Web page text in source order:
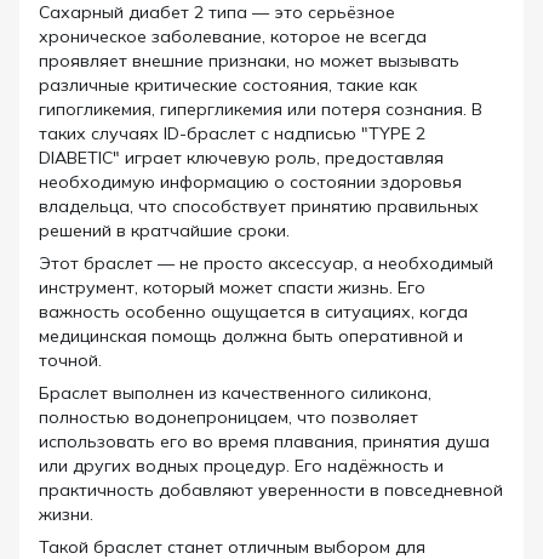
Сахарный диабет 2 типа — это серьёзное
хроническое заболевание, которое не всегда
проявляет внешние признаки, но может вызывать
различные критические состояния, такие как
гипогликемия, гипергликемия или потеря сознания. В
таких случаях ID-браслет с надписью "TYPE 2
DIABETIC" играет ключевую роль, предоставляя
необходимую информацию о состоянии здоровья
владельца, что способствует принятию правильных
решений в кратчайшие сроки.
Этот браслет — не просто аксессуар, а необходимый
инструмент, который может спасти жизнь. Его
важность особенно ощущается в ситуациях, когда
медицинская помощь должна быть оперативной и
точной.
Браслет выполнен из качественного силикона,
полностью водонепроницаем, что позволяет
использовать его во время плавания, принятия душа
или других водных процедур. Его надёжность и
практичность добавляют уверенности в повседневной
жизни.
Такой браслет станет отличным выбором для